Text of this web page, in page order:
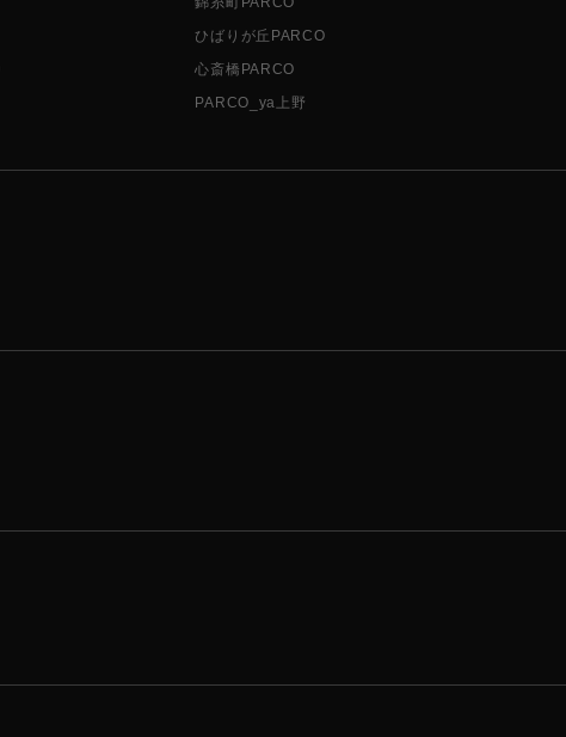
ひばりが丘PARCO
心斎橋PARCO
PARCO_ya上野